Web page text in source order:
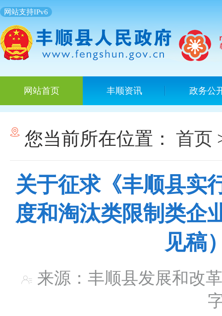
网站支持IPv6
网站首页 丰顺资讯 政务公
您当前所在位置： 首页
关于征求《丰顺县实
度和淘汰类限制类企
见稿
来源：丰顺县发展